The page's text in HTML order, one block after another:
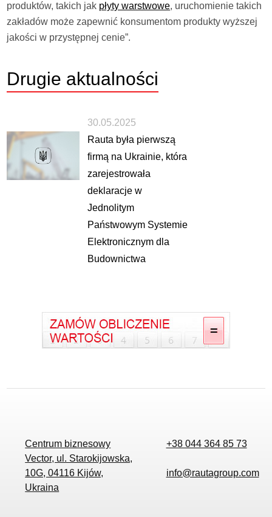
produktów, takich jak płyty warstwowe, uruchomienie takich
zakładów może zapewnić konsumentom produkty wyższej
jakości w przystępnej cenie”.
Drugie aktualności
30.05.2025
Rauta była pierwszą
firmą na Ukrainie, która
zarejestrowała
deklaracje w
Jednolitym
Państwowym Systemie
Elektronicznym dla
Budownictwa
Centrum biznesowy
Vector, ul. Starokijowska,
10G, 04116 Kijów,
Ukraina
+38 044 364 85 73
info@rautagroup.com